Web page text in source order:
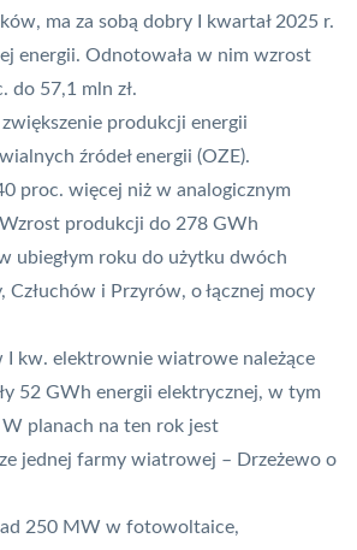
ma za sobą dobry I kwartał 2025 r.
energii. Odnotowała w nim wzrost
do 57,1 mln zł.
produkcji energii
źródeł energii (OZE).
proc. więcej niż w analogicznym
produkcji do 278 GWh
ubiegłym roku do użytku dwóch
i Przyrów, o łącznej mocy
I kw. elektrownie wiatrowe należące
52 GWh energii elektrycznej, w tym
planach na ten rok jest
jednej farmy wiatrowej – Drzeżewo o
250 MW w fotowoltaice,